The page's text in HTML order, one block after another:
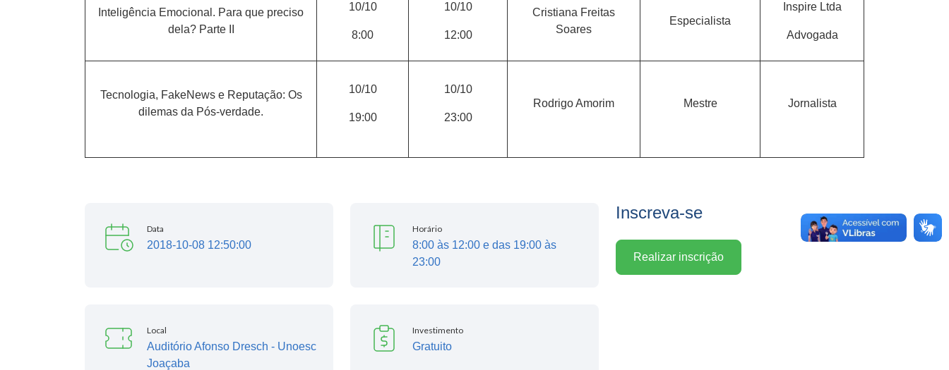
Inteligência Emocional. Para que preciso
dela? Parte II
10/10
8:00
10/10
12:00
Cristiana Freitas
Soares
Especialista
Inspire Ltda
Advogada
Tecnologia, FakeNews e Reputação: Os
dilemas da Pós-verdade.
10/10
19:00
10/10
23:00
Rodrigo Amorim Mestre Jornalista
Data
2018-10-08 12:50:00
Horário
8:00 às 12:00 e das 19:00 às
23:00
Local
Auditório Afonso Dresch - Unoesc
Joaçaba
Investimento
Gratuito
Inscreva-se
Realizar inscrição